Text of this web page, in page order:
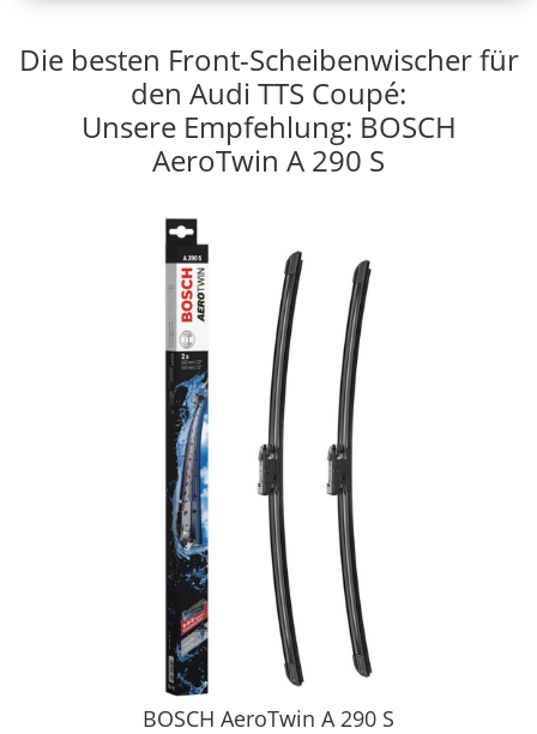
Die besten Front-Scheibenwischer für
den Audi TTS Coupé:
Unsere Empfehlung: BOSCH
AeroTwin A 290 S
BOSCH AeroTwin A 290 S